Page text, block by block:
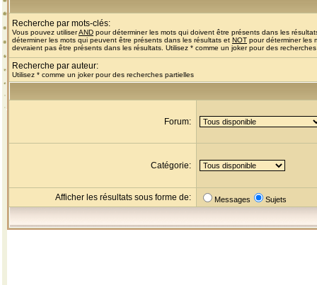
Recherche par mots-clés:
Vous pouvez utiliserAND pour déterminer les mots qui doivent être présents dans les
déterminer les mots qui peuvent être présents dans les résultats et NOT pour déterminer les
devraient pas être présents dans les résultats. Utilisez * comme un joker pour des
Recherche par auteur:
Utilisez * comme un joker pour des recherches partielles
Forum:
Catégorie:
Afficher les résultats sous forme de: Messages Sujets